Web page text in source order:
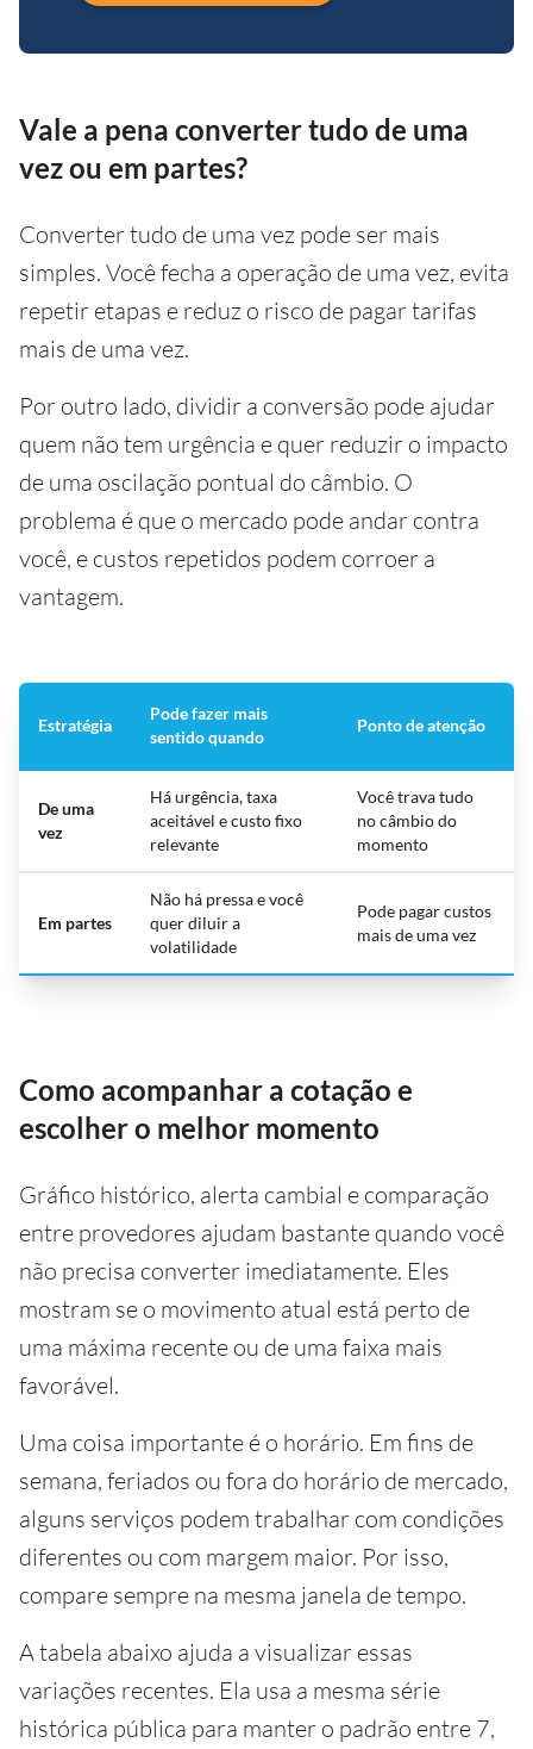
Vale a pena converter tudo de uma
vez ou em partes?
Converter tudo de uma vez pode ser mais
simples. Você fecha a operação de uma vez, evita
repetir etapas e reduz o risco de pagar tarifas
mais de uma vez.
Por outro lado, dividir a conversão pode ajudar
quem não tem urgência e quer reduzir o impacto
de uma oscilação pontual do câmbio. O
problema é que o mercado pode andar contra
você, e custos repetidos podem corroer a
vantagem.
Estratégia
Pode fazer mais
sentido quando
Ponto de atenção
De uma
vez
Há urgência, taxa
aceitável e custo fixo
relevante
Você trava tudo
no câmbio do
momento
Em partes
Não há pressa e você
quer diluir a
volatilidade
Pode pagar custos
mais de uma vez
Como acompanhar a cotação e
escolher o melhor momento
Gráfico histórico, alerta cambial e comparação
entre provedores ajudam bastante quando você
não precisa converter imediatamente. Eles
mostram se o movimento atual está perto de
uma máxima recente ou de uma faixa mais
favorável.
Uma coisa importante é o horário. Em fins de
semana, feriados ou fora do horário de mercado,
alguns serviços podem trabalhar com condições
diferentes ou com margem maior. Por isso,
compare sempre na mesma janela de tempo.
A tabela abaixo ajuda a visualizar essas
variações recentes. Ela usa a mesma série
histórica pública para manter o padrão entre 7,